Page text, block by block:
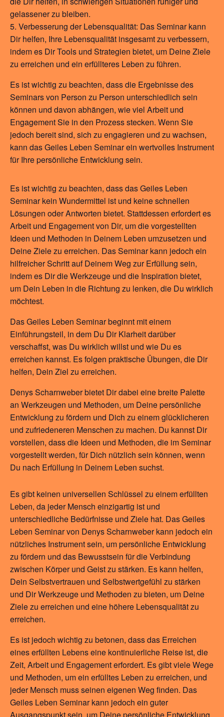
gelassener zu bleiben.
Verbesserung der Lebensqualität: Das Seminar kann
Dir helfen, Ihre Lebensqualität insgesamt zu verbessern,
indem es Dir Tools und Strategien bietet, um Deine Ziele
zu erreichen und ein erfüllteres Leben zu führen.
Es ist wichtig zu beachten, dass die Ergebnisse des
Seminars von Person zu Person unterschiedlich sein
können und davon abhängen, wie viel Arbeit und
Engagement Sie in den Prozess stecken. Wenn Sie
jedoch bereit sind, sich zu engagieren und zu wachsen,
kann das Geiles Leben Seminar ein wertvolles Instrument
für Ihre persönliche Entwicklung sein.
Es ist wichtig zu beachten, dass das Geiles Leben
Seminar kein Wundermittel ist und keine schnellen
Lösungen oder Antworten bietet. Stattdessen erfordert es
Arbeit und Engagement von Dir, um die vorgestellten
Ideen und Methoden in Deinem Leben umzusetzen und
Deine Ziele zu erreichen. Das Seminar kann jedoch ein
hilfreicher Schritt auf Deinem Weg zur Erfüllung sein,
indem es Dir die Werkzeuge und die Inspiration bietet,
um Dein Leben in die Richtung zu lenken, die Du wirklich
möchtest.
Das Geiles Leben Seminar beginnt mit einem
Einführungsteil, in dem Du Dir Klarheit darüber
verschaffst, was Du wirklich willst und wie Du es
erreichen kannst. Es folgen praktische Übungen, die Dir
helfen, Dein Ziel zu erreichen.
Denys Scharnweber bietet Dir dabei eine breite Palette
an Werkzeugen und Methoden, um Deine persönliche
Entwicklung zu fördern und Dich zu einem glücklicheren
und zufriedeneren Menschen zu machen. Du kannst Dir
vorstellen, dass die Ideen und Methoden, die im Seminar
vorgestellt werden, für Dich nützlich sein können, wenn
Du nach Erfüllung in Deinem Leben suchst.
Es gibt keinen universellen Schlüssel zu einem erfüllten
Leben, da jeder Mensch einzigartig ist und
unterschiedliche Bedürfnisse und Ziele hat. Das Geiles
Leben Seminar von Denys Scharnweber kann jedoch ein
nützliches Instrument sein, um persönliche Entwicklung
zu fördern und das Bewusstsein für die Verbindung
zwischen Körper und Geist zu stärken. Es kann helfen,
Dein Selbstvertrauen und Selbstwertgefühl zu stärken
und Dir Werkzeuge und Methoden zu bieten, um Deine
Ziele zu erreichen und eine höhere Lebensqualität zu
erreichen.
Es ist jedoch wichtig zu betonen, dass das Erreichen
eines erfüllten Lebens eine kontinuierliche Reise ist, die
Zeit, Arbeit und Engagement erfordert. Es gibt viele Wege
und Methoden, um ein erfülltes Leben zu erreichen, und
jeder Mensch muss seinen eigenen Weg finden. Das
Geiles Leben Seminar kann jedoch ein guter
Ausgangspunkt sein, um Deine persönliche Entwicklung